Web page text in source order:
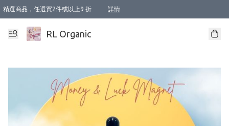
精選商品，任選買2件或以上9 折 詳情
XI周年優惠【新品自由選2件88折/3件85折】
XI周年優惠【Chakra 脈輪平衡自由選2件9折/3件85折/5件8折】
Florame 肌底自由選 2支9折 3支85折
XI周年優惠【蟲蟲退散 · 防衛結界﹞系列2件9折】
Sunki 任選2件95折
BIOFFICINA TOSCANA 任選2支9折 3支85折
Lamav 任選1件9折 2件85折
Mukti Organics 指定產品任選1件9折, 2件88折 3件85折
Intelligent Nutrients Skincare 任選2件9折
deodorant 任選2件88折
化妝品 任選2件95折
XI周年優惠【身心靈單品 任選2件9折/3件85折/5件8折】
XI周年優惠 【精油/香水 任選2件9折/3件85折/5件8折】
XI周年優惠【「關節到肌膚」全效養護 BODY OIL 組2件88折/3件85折】
XI周年優惠【夏日有機物理防曬套裝2件88折】
XI周年優惠【夏日潔面隨意選2件88折/3件85折】
XI周年優惠【逆齡奇蹟抗氧 11 自由選2件88折/3件85折/4件或以上8折】
新會員首次購物即享全單 95 折優惠！
成為VIP / VVIP 可享有生日月現金扣減獎賞優惠 !! 記得去賬户資料填上生日日期啦 !
選用順豐速運，滿$500 免運費
本地速遞 京東 送住宅/ 工商地址 $400 免運費
澳門訂單選用順豐速運，滿$800 免運費
RL Organic